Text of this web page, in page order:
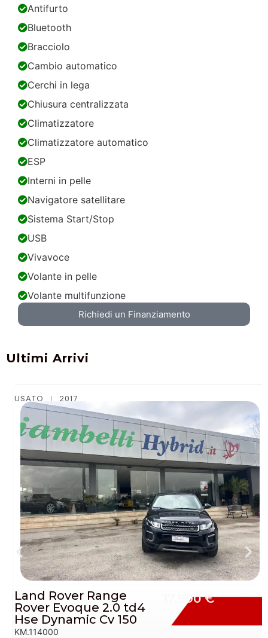
Antifurto
Bluetooth
Bracciolo
Cambio automatico
Cerchi in lega
Chiusura centralizzata
Climatizzatore
Climatizzatore automatico
ESP
Interni in pelle
Navigatore satellitare
Sistema Start/Stop
USB
Vivavoce
Volante in pelle
Volante multifunzione
Richiedi un Finanziamento
Ultimi Arrivi
USATO 2015
Ford Ecosport 1.5 Tdci
Titanium Neopatentati
Cv 90
KM.145000
11.990 €